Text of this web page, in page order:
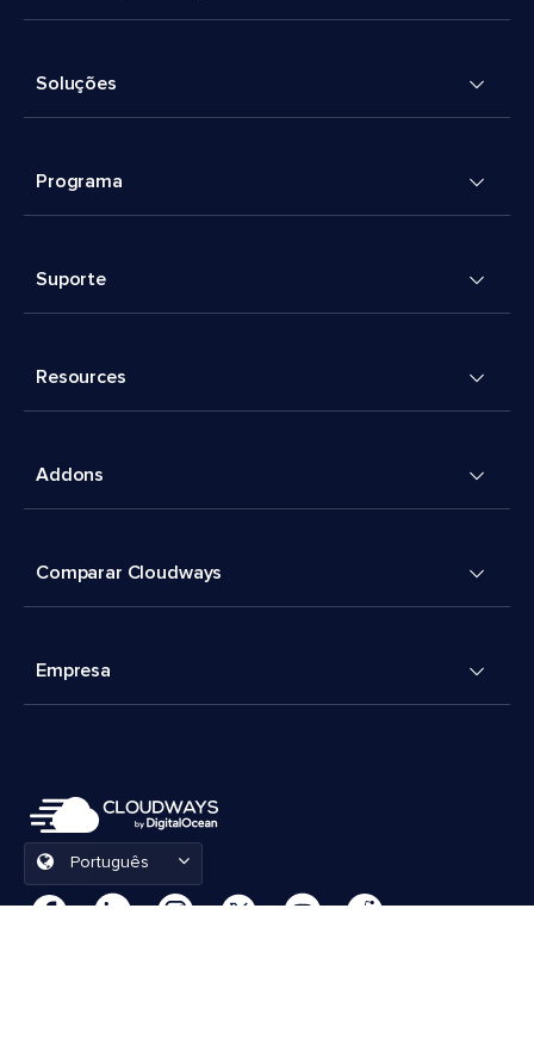
Soluções
Programa
Suporte
Resources
Addons
Comparar Cloudways
Empresa
Português